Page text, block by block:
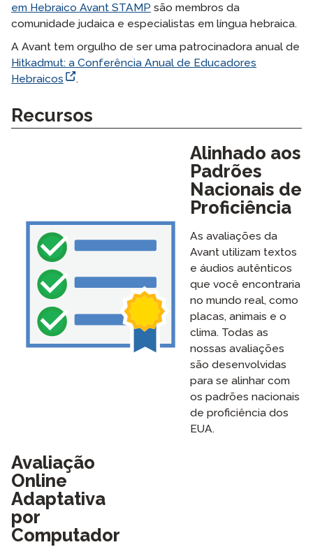
em Hebraico Avant STAMP são membros da
comunidade judaica e especialistas em língua hebraica.
A Avant tem orgulho de ser uma patrocinadora anual de
Hitkadmut: a Conferência Anual de Educadores
Hebraicos
.
Recursos
Alinhado aos
Padrões
Nacionais de
Proficiência
As avaliações da
Avant utilizam textos
e áudios autênticos
que você encontraria
no mundo real, como
placas, animais e o
clima. Todas as
nossas avaliações
são desenvolvidas
para se alinhar com
os padrões nacionais
de proficiência dos
EUA.
Avaliação
Online
Adaptativa
por
Computador